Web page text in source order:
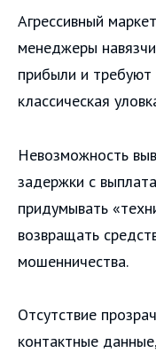
Агрессивный
менеджеры
прибыли и требуют
классическая
Невозможность
задержки с
придумывать
возвращать
мошенничества.
Отсутствие
контактные